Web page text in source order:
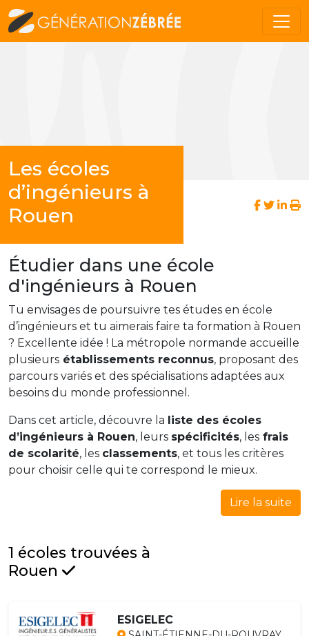
Les écoles
d’ingénieurs à
Rouen
Étudier dans une école
d'ingénieurs à Rouen
Tu envisages de poursuivre tes études en école
d’ingénieurs et tu aimerais faire ta formation à Rouen
? Excellente idée ! La métropole normande accueille
plusieurs établissements reconnus, proposant des
parcours variés et des spécialisations adaptées aux
besoins du monde professionnel.
Dans cet article, découvre la liste des écoles
d’ingénieurs à Rouen, leurs spécificités, les frais
de scolarité, les classements, et tous les critères
pour choisir celle qui te correspond le mieux.
Lire la suite
1 écoles trouvées à
Rouen
ESIGELEC